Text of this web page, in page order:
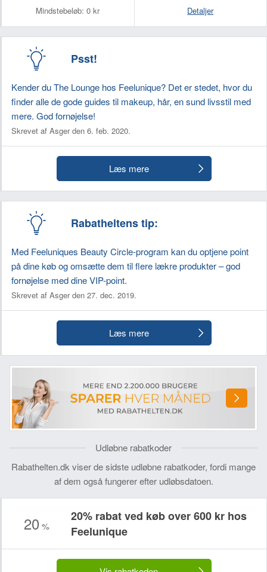
Mindstebeløb: 0 kr Detaljer
Psst!
Kender du The Lounge hos Feelunique? Det er stedet, hvor du
finder alle de gode guides til makeup, hår, en sund livsstil med
mere. God fornøjelse!
Skrevet af Asger den 6. feb. 2020.
Læs mere
Rabatheltens tip:
Med Feeluniques Beauty Circle-program kan du optjene point
på dine køb og omsætte dem til flere lækre produkter – god
fornøjelse med dine VIP-point.
Skrevet af Asger den 27. dec. 2019.
Læs mere
Udløbne rabatkoder
Rabathelten.dk viser de sidste udløbne rabatkoder, fordi mange
af dem også fungerer efter udløbsdatoen.
20 %
20% rabat ved køb over 600 kr hos
Feelunique